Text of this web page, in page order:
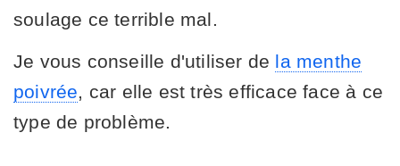
soulage ce terrible mal.
Je vous conseille d'utiliser de la menthe
poivrée, car elle est très efficace face à ce
type de problème.